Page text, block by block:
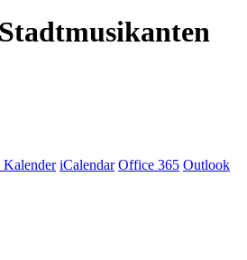
Kalender iCalendar Office 365 Outlook